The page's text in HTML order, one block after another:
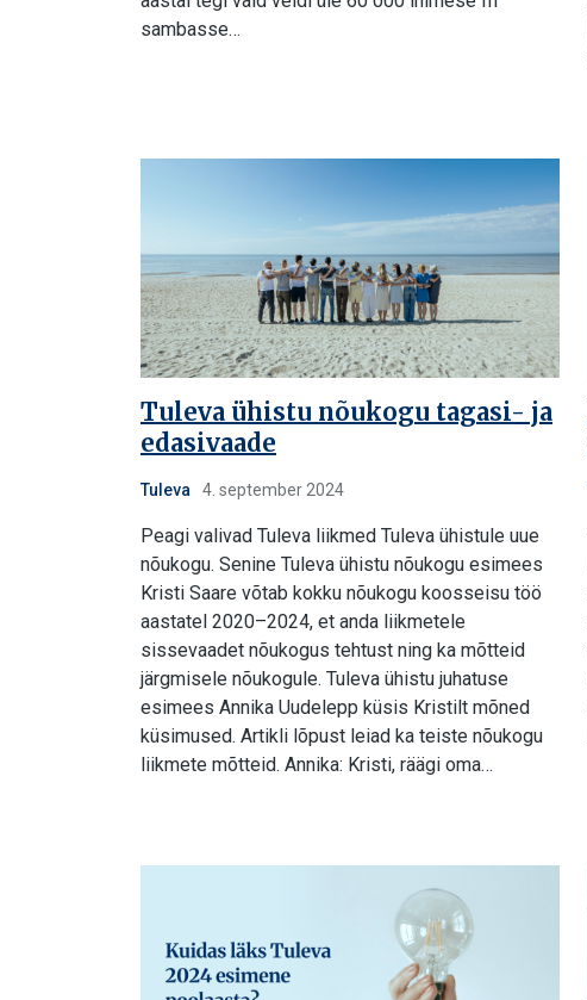
sambasse…
Tuleva ühistu nõukogu tagasi- ja
edasivaade
Tuleva 4. september 2024
Peagi valivad Tuleva liikmed Tuleva ühistule uue
nõukogu. Senine Tuleva ühistu nõukogu esimees
Kristi Saare võtab kokku nõukogu koosseisu töö
aastatel 2020–2024, et anda liikmetele
sissevaadet nõukogus tehtust ning ka mõtteid
järgmisele nõukogule. Tuleva ühistu juhatuse
esimees Annika Uudelepp küsis Kristilt mõned
küsimused. Artikli lõpust leiad ka teiste nõukogu
liikmete mõtteid. Annika: Kristi, räägi oma…